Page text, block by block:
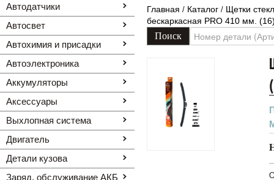
Автодатчики
Автосвет
Автохимия и присадки
Автоэлектроника
Аккумуляторы
Аксессуары
Выхлопная система
Двигатель
Детали кузова
Заряд, обслуживание АКБ
Главная / Каталог / Щетки
бескаркасная PRO 410 мм.